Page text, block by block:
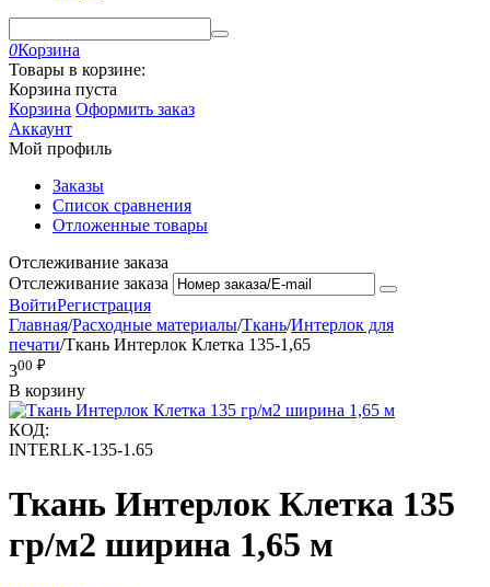
0Корзина
Товары в корзине:
Корзина пуста
Корзина Оформить заказ
Аккаунт
Мой профиль
Заказы
Список сравнения
Отложенные товары
Отслеживание заказа
Отслеживание заказа
ВойтиРегистрация
Главная/Расходные материалы/Ткань/Интерлок для
печати/Ткань Интерлок Клетка 135-1,65
300 ₽
В корзину
КОД:
INTERLK-135-1.65
Ткань Интерлок Клетка 135
гр/м2 ширина 1,65 м